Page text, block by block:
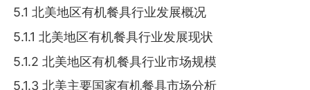
5.1 北美地区有机餐具行业发展概况
5.1.1 北美地区有机餐具行业发展现状
5.1.2 北美地区有机餐具行业市场规模
5.1.3 北美主要国家有机餐具市场分析